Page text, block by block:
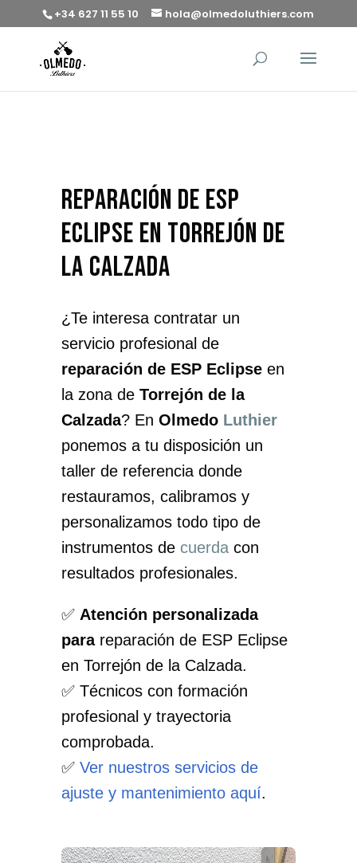
+34 627 11 55 10 hola@olmedoluthiers.com
reparación de ESP
Eclipse en Torrejón de
la Calzada
¿Te interesa contratar un
servicio profesional de
reparación de ESP Eclipseen
la zona de Torrejón de la
Calzada? En Olmedo Luthier
ponemos a tu disposición un
taller de referencia donde
restauramos, calibramos y
personalizamos todo tipo de
instrumentos de cuerdacon
resultados profesionales.
✅ Atención personalizada
parareparación de ESP Eclipse
en Torrejón de la Calzada.
✅ Técnicos con formación
profesional y trayectoria
comprobada.
✅ Ver nuestros servicios de
ajuste y mantenimiento aquí.